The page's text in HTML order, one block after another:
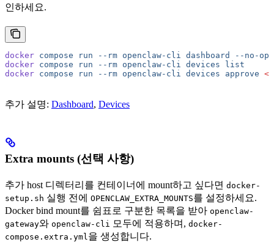
인하세요.
docker compose run --rm openclaw-cli dashboard
--no-
docker compose run --rm openclaw-cli devices list
docker compose run --rm openclaw-cli devices approve <
추가 설명: Dashboard, Devices
Extra mounts (선택 사항)
추가 host 디렉터리를 컨테이너에 mount하고 싶다면 docker-
setup.sh 실행 전에 OPENCLAW_EXTRA_MOUNTS를 설정하세요.
Docker bind mount를 쉼표로 구분한 목록을 받아 openclaw-
gateway와 openclaw-cli 모두에 적용하며, docker-
compose.extra.yml 을 생성합니다.